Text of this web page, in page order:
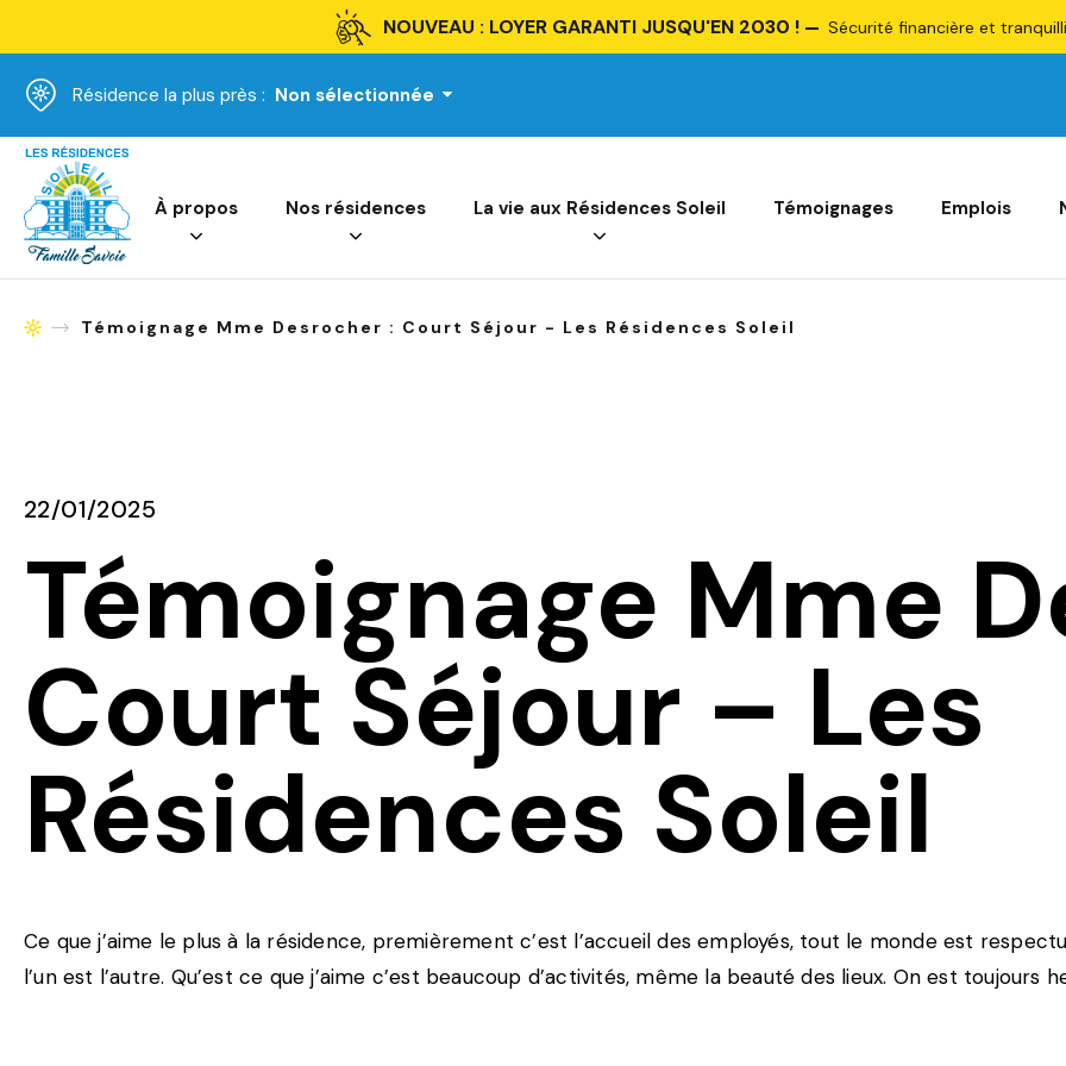
NOUVEAU : LOYER GARANTI JUSQU'EN 2030 ! Sécurité financière et
Résidence la plus près : Non sélectionnée
Accueil
À propos Nos résidences La vie aux Résidences Soleil Témoignages Emplois
AccueilTémoignage Mme Desrocher : Court Séjour - Les Résidences Soleil
22/01/2025
Témoignage Mme
Court Séjour – Les
Résidences Soleil
Ce que j’aime le plus à la résidence, premièrement c’est l’accueil des employés, tout le monde est
l’un est l’autre. Qu’est ce que j’aime c’est beaucoup d’activités, même la beauté des lieux. On est toujours